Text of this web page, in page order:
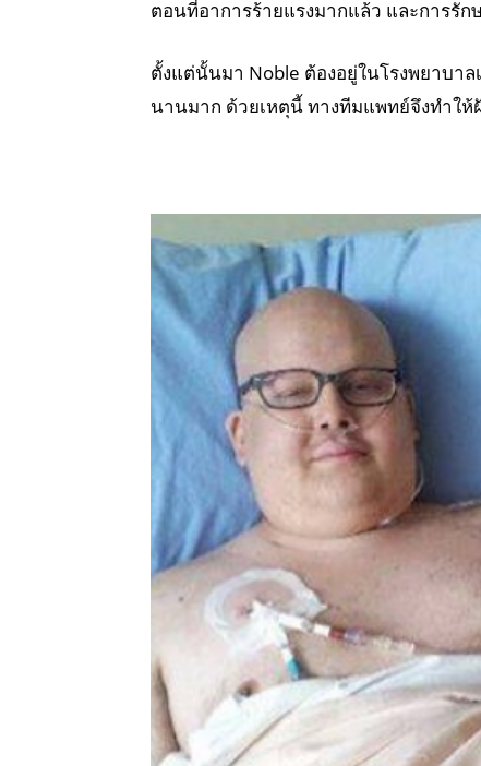
ตอนที่อาการร้ายแรงมากแล้ว และการรัก
ตั้งแต่นั้นมา Noble ต้องอยู่ในโรงพยาบา
นานมาก ด้วยเหตุนี้ ทางทีมแพทย์จึงทำให้